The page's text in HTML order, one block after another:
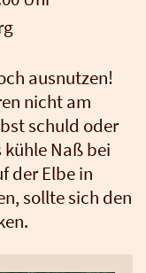
aus­nut­zen!
nicht am
schuld oder
Naß bei
der Elbe in
soll­te sich den